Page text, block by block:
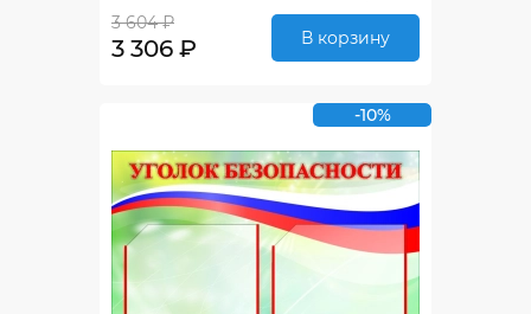
3 604 ₽
3 306 ₽ В корзину
-10%